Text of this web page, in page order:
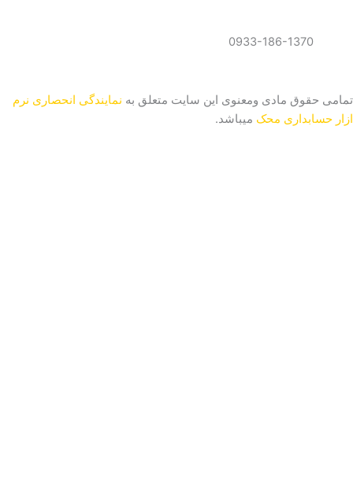
0933-186-1370
تمامی حقوق مادی ومعنوی این سایت متعلق به نمایندگی انحصاری نرم
ازار حسابداری محک میباشد.